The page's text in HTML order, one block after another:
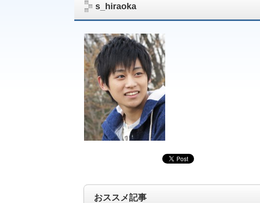
s_hiraoka
おススメ記事